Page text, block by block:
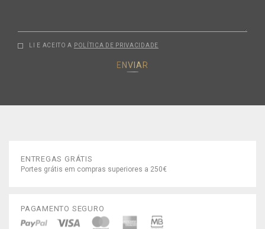
LI E ACEITO A POLÍTICA DE PRIVACIDADE
ENVIAR
ENTREGAS GRÁTIS
Portes grátis em compras superiores a 250€
PAGAMENTO SEGURO